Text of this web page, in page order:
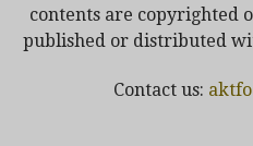
contents are copyrighted
published or distributed
Contact us: